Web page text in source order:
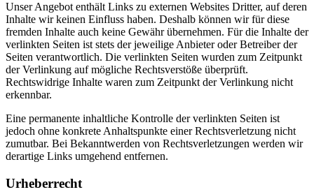
Unser Angebot enthält Links zu externen Websites Dritter, auf deren
Inhalte wir keinen Einfluss haben. Deshalb können wir für diese
fremden Inhalte auch keine Gewähr übernehmen. Für die Inhalte der
verlinkten Seiten ist stets der jeweilige Anbieter oder Betreiber der
Seiten verantwortlich. Die verlinkten Seiten wurden zum Zeitpunkt
der Verlinkung auf mögliche Rechtsverstöße überprüft.
Rechtswidrige Inhalte waren zum Zeitpunkt der Verlinkung nicht
erkennbar.
Eine permanente inhaltliche Kontrolle der verlinkten Seiten ist
jedoch ohne konkrete Anhaltspunkte einer Rechtsverletzung nicht
zumutbar. Bei Bekanntwerden von Rechtsverletzungen werden wir
derartige Links umgehend entfernen.
Urheberrecht